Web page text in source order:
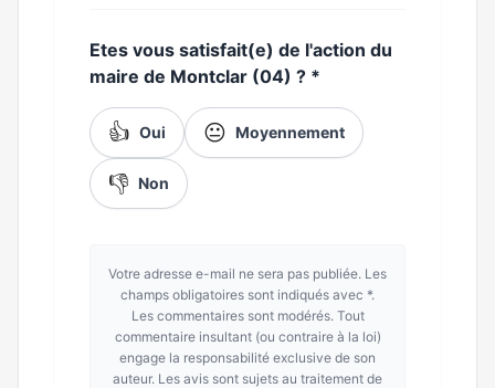
Etes vous satisfait(e) de l'action du
maire de Montclar (04) ? *
👍 Oui 😐 Moyennement
👎 Non
Votre adresse e-mail ne sera pas publiée. Les
champs obligatoires sont indiqués avec *.
Les commentaires sont modérés. Tout
commentaire insultant (ou contraire à la loi)
engage la responsabilité exclusive de son
auteur. Les avis sont sujets au traitement de